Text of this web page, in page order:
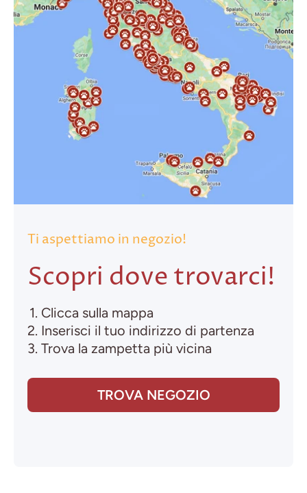
Ti aspettiamo in negozio!
Scopri dove trovarci!
Clicca sulla mappa
Inserisci il tuo indirizzo di partenza
Trova la zampetta più vicina
TROVA NEGOZIO